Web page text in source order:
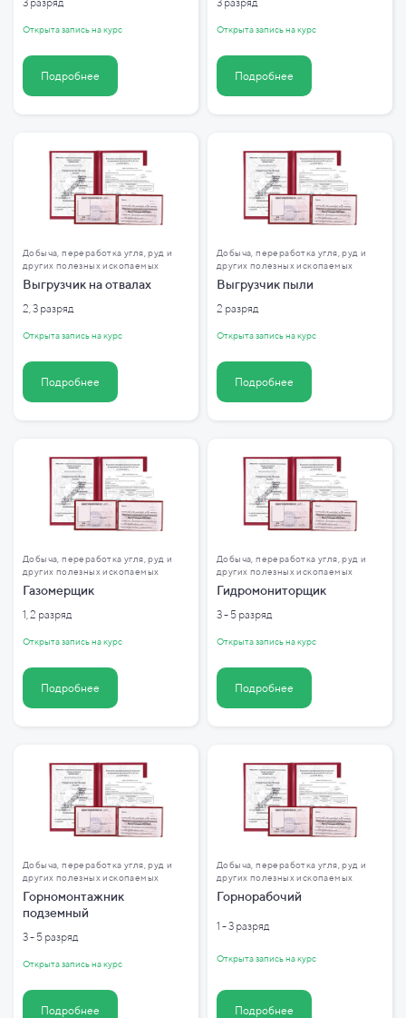
Открыта запись на курс
Подробнее
Открыта запись на курс
Подробнее
Добыча, переработка угля, руд и
других полезных ископаемых
Выгрузчик на отвалах
2, 3 разряд
Открыта запись на курс
Подробнее
Добыча, переработка угля, руд и
других полезных ископаемых
Выгрузчик пыли
2 разряд
Открыта запись на курс
Подробнее
Добыча, переработка угля, руд и
других полезных ископаемых
Газомерщик
1, 2 разряд
Открыта запись на курс
Подробнее
Добыча, переработка угля, руд и
других полезных ископаемых
Гидромониторщик
3 - 5 разряд
Открыта запись на курс
Подробнее
Добыча, переработка угля, руд и
других полезных ископаемых
Горномонтажник
подземный
3 - 5 разряд
Открыта запись на курс
Подробнее
Добыча, переработка угля, руд и
других полезных ископаемых
Горнорабочий
1 - 3 разряд
Открыта запись на курс
Подробнее